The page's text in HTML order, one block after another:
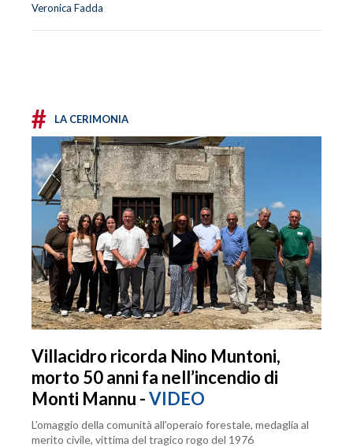
Veronica Fadda
# LA CERIMONIA
Villacidro ricorda Nino Muntoni,
morto 50 anni fa nell’incendio di
Monti Mannu -VIDEO
L’omaggio della comunità all’operaio forestale, medaglia al
merito civile, vittima del tragico rogo del 1976